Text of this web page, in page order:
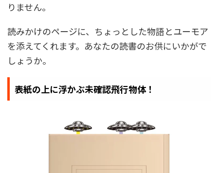
りません。
読みかけのページに、ちょっとした物語とユーモア
を添えてくれます。あなたの読書のお供にいかがで
しょうか。
表紙の上に浮かぶ未確認飛行物体！